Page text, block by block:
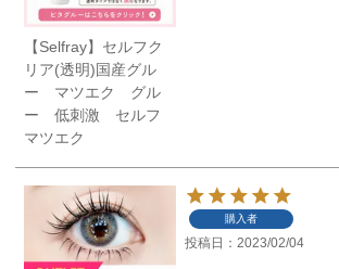
【Selfray】セルフク
リア(透明)国産グル
ー マツエク グル
ー 低刺激 セルフ
マツエク
購入者
投稿日 2023/02/04